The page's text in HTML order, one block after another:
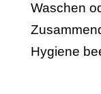
Waschen
Hygiene